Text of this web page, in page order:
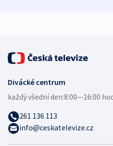
Divácké centrum
každý všední den:8:00—16:00
261 136 113
info@ceskatelevize.cz